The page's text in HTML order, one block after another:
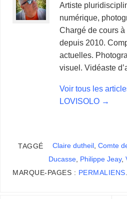
Artiste
numérique,
Chargé de cours à
depuis 2010.
actuelles.
visuel. Vidéaste
Voir tous les
LOVISOLO →
TAGGÉ Claire dutheil , Comte
Ducasse, Philippe Jeay,
MARQUE-PAGES : PERMALIENS.